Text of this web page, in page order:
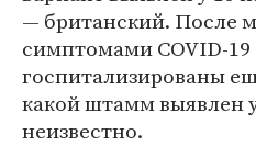
— британский. После
симптомами COVID-
госпитализированы
какой штамм выявлен
неизвестно.